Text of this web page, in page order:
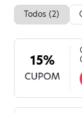
Todos (2)
15%